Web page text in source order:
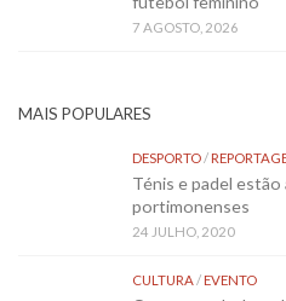
7 AGOSTO, 2026
MAIS POPULARES
DESPORTO/
Ténis e padel estão
portimonenses
24 JULHO, 2020
CULTURA/EVENTO